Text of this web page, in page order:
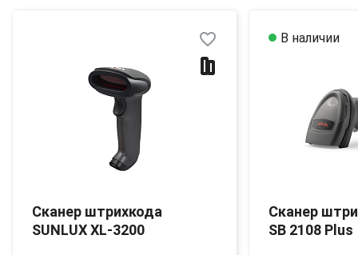
Сканер штрихкода
SUNLUX XL-3200
favorite_border
Сканер
SB 2108 Plus
В наличии